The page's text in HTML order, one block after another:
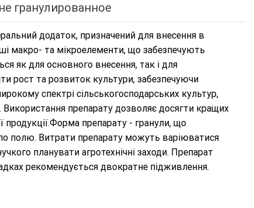
гранулированное
додаток, призначений для внесення в
макро- та мікроелементи, що забезпечують
як для основного внесення, так і для
рост та розвиток культури, забезпечуючи
спектрі сільськогосподарських культур,
препарату дозволяє досягти кращих
продукції.Форма препарату - гранули, що
по полю. Витрати препарату можуть варіюватися
планувати агротехнічні заходи. Препарат
рекомендується двократне підживлення.